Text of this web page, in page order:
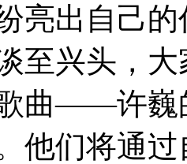
亮出自己
至兴头，
曲——许巍
他们将通